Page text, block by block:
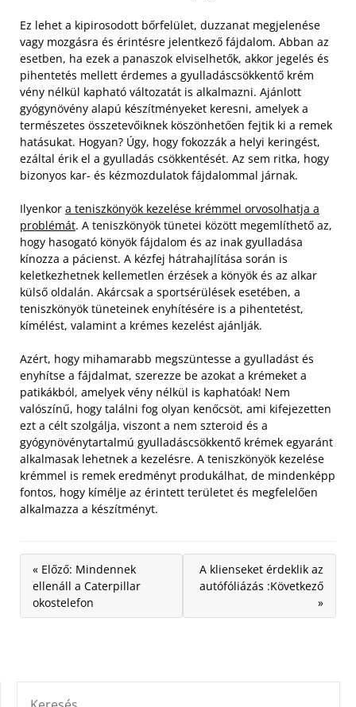
Ez lehet a kipirosodott bőrfelület, duzzanat megjelenése
vagy mozgásra és érintésre jelentkező fájdalom. Abban az
esetben, ha ezek a panaszok elviselhetők, akkor jegelés és
pihentetés mellett érdemes a gyulladáscsökkentő krém
vény nélkül kapható változatát is alkalmazni. Ajánlott
gyógynövény alapú készítményeket keresni, amelyek a
természetes összetevőiknek köszönhetően fejtik ki a remek
hatásukat. Hogyan? Úgy, hogy fokozzák a helyi keringést,
ezáltal érik el a gyulladás csökkentését. Az sem ritka, hogy
bizonyos kar- és kézmozdulatok fájdalommal járnak.
Ilyenkor a teniszkönyök kezelése krémmel orvosolhatja a
problémát. A teniszkönyök tünetei között megemlíthető az,
hogy hasogató könyök fájdalom és az inak gyulladása
kínozza a pácienst. A kézfej hátrahajlítása során is
keletkezhetnek kellemetlen érzések a könyök és az alkar
külső oldalán. Akárcsak a sportsérülések esetében, a
teniszkönyök tüneteinek enyhítésére is a pihentetést,
kímélést, valamint a krémes kezelést ajánlják.
Azért, hogy mihamarabb megszüntesse a gyulladást és
enyhítse a fájdalmat, szerezze be azokat a krémeket a
patikákból, amelyek vény nélkül is kaphatóak! Nem
valószínű, hogy találni fog olyan kenőcsöt, ami kifejezetten
ezt a célt szolgálja, viszont a nem szteroid és a
gyógynövénytartalmú gyulladáscsökkentő krémek egyaránt
alkalmasak lehetnek a kezelésre. A teniszkönyök kezelése
krémmel is remek eredményt produkálhat, de mindenképp
fontos, hogy kímélje az érintett területet és megfelelően
alkalmazza a készítményt.
« Előző: Mindennek
ellenáll a Caterpillar
okostelefon
A klienseket érdeklik az
autófóliázás :Következő
»